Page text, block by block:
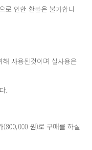
로 인한 환불은 불가합니
사용된것이며 실사용은
.
원)로 구매를 하실